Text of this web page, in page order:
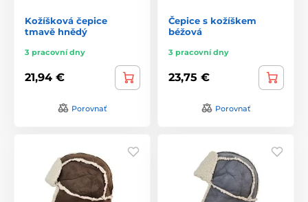
Kožíšková čepice
tmavě hnědý
3 pracovní dny
21,94 €
Porovnať
Čepice s kožíškem
béžová
3 pracovní dny
23,75 €
Porovnať